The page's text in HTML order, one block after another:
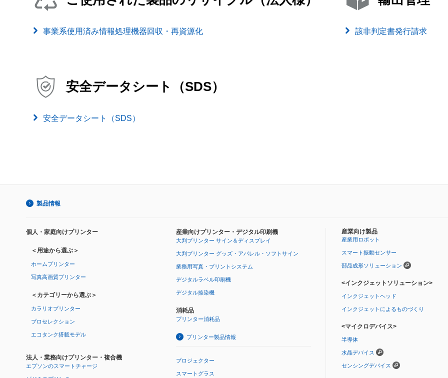
事業系使用済み情報処理機器回収・再資源化 該非判定書発行請求
安全データシート（SDS）
安全データシート（SDS）
製品情報
個人・家庭向けプリンター
＜用途から選ぶ＞
ホームプリンター
写真高画質プリンター
＜カテゴリーから選ぶ＞
カラリオプリンター
プロセレクション
エコタンク搭載モデル
法人・業務向けプリンター・複合機
エプソンのスマートチャージ
産業向けプリンター・デジタル印刷機
大判プリンター サイン＆ディスプレイ
大判プリンター グッズ・アパレル・ソフトサイン
業務用写真・プリントシステム
デジタルラベル印刷機
デジタル捺染機
消耗品
プリンター消耗品
プリンター製品情報
プロジェクター
スマートグラス
産業向け製品
産業用ロボット
スマート振動センサー
部品成形ソリューション
<インクジェットソリューション>
インクジェットヘッド
インクジェットによるものづくり
<マイクロデバイス>
半導体
水晶デバイス
センシングデバイス